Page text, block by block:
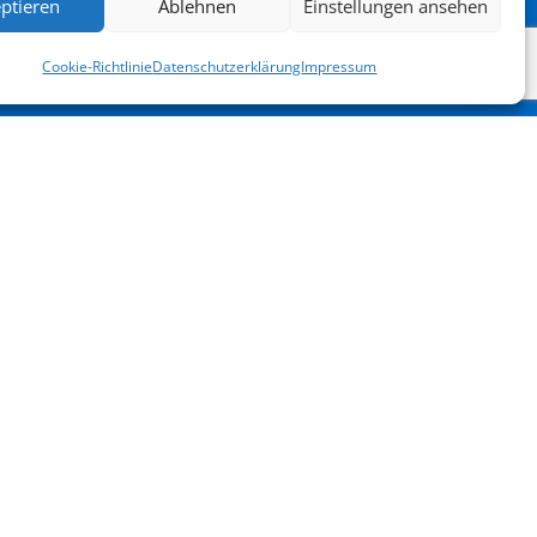
Ablehnen Einstellungen ansehen
Cookie-RichtlinieDatenschutzerklärungImpressum